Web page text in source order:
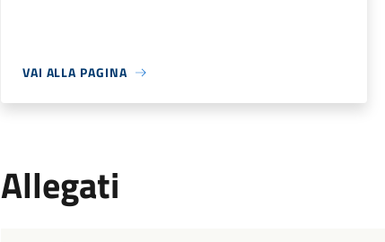
VAI ALLA PAGINA
Allegati